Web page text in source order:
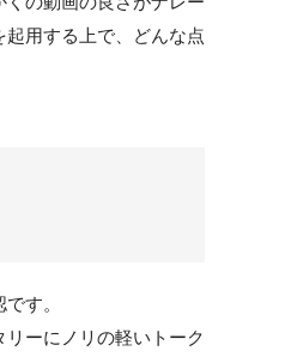
用する上で、どんな点
す。
ーにノリの軽いトーク